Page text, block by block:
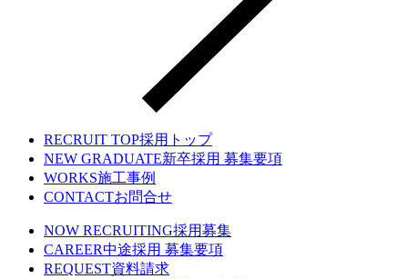
RECRUIT TOP採用トップ
NEW GRADUATE新卒採用 募集要項
WORKS施工事例
CONTACTお問合せ
NOW RECRUITING採用募集
CAREER中途採用 募集要項
REQUEST資料請求